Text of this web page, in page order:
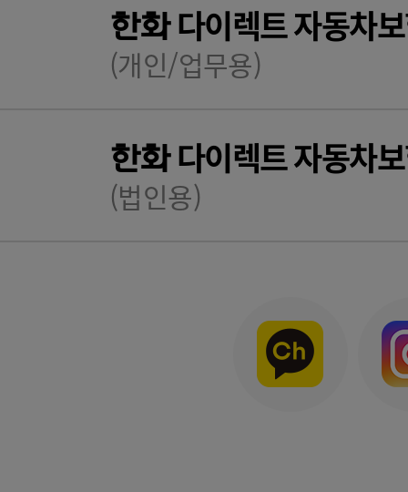
한화다이렉트 자동차
(개인/업무용)
한화다이렉트 자동차
(법인용)